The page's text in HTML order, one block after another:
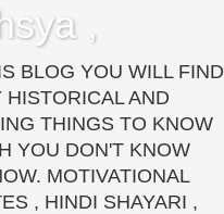
,
BLOG YOU WILL FIND
HISTORICAL AND
THINGS TO KNOW
YOU DON'T KNOW
MOTIVATIONAL
, HINDI SHAYARI ,